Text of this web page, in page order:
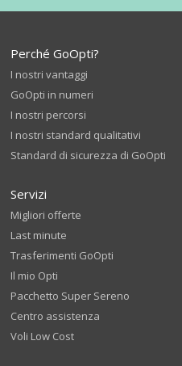
Perché GoOpti?
I nostri vantaggi
GoOpti in numeri
I nostri percorsi
I nostri standard qualitativi
Standard di sicurezza di GoOpti
Servizi
Migliori offerte
Last minute
Trasferimenti GoOpti
Il mio Opti
Pacchetto Super Sereno
Centro assistenza
Voli Low Cost